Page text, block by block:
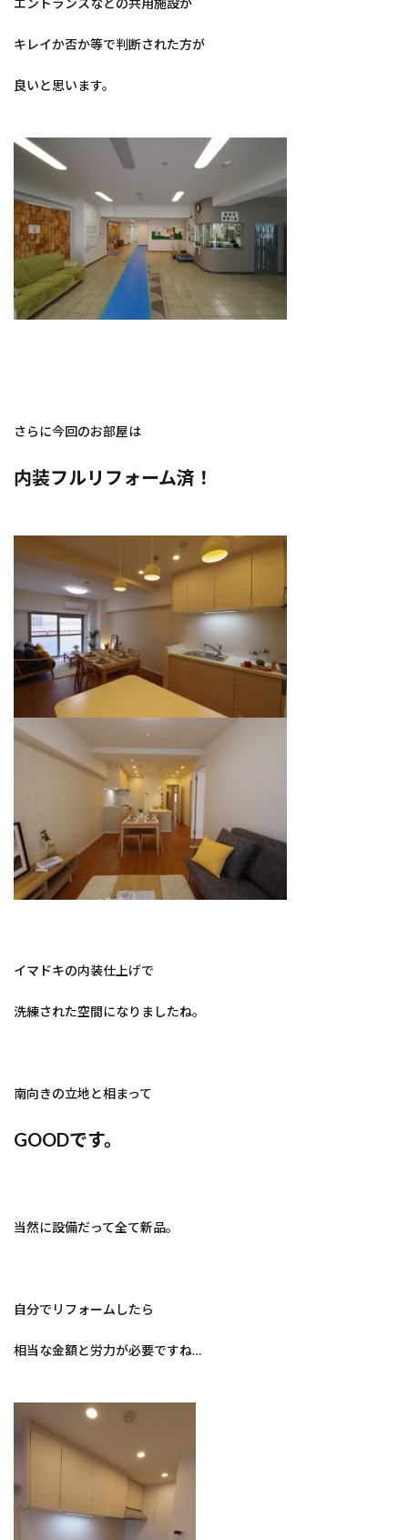
キレイか否か等で判断された方が
良いと思います。
さらに今回のお部屋は
内装フルリフォーム済！
イマドキの内装仕上げで
洗練された空間になりましたね。
南向きの立地と相まって
GOODです。
当然に設備だって全て新品。
自分でリフォームしたら
相当な金額と労力が必要ですね…